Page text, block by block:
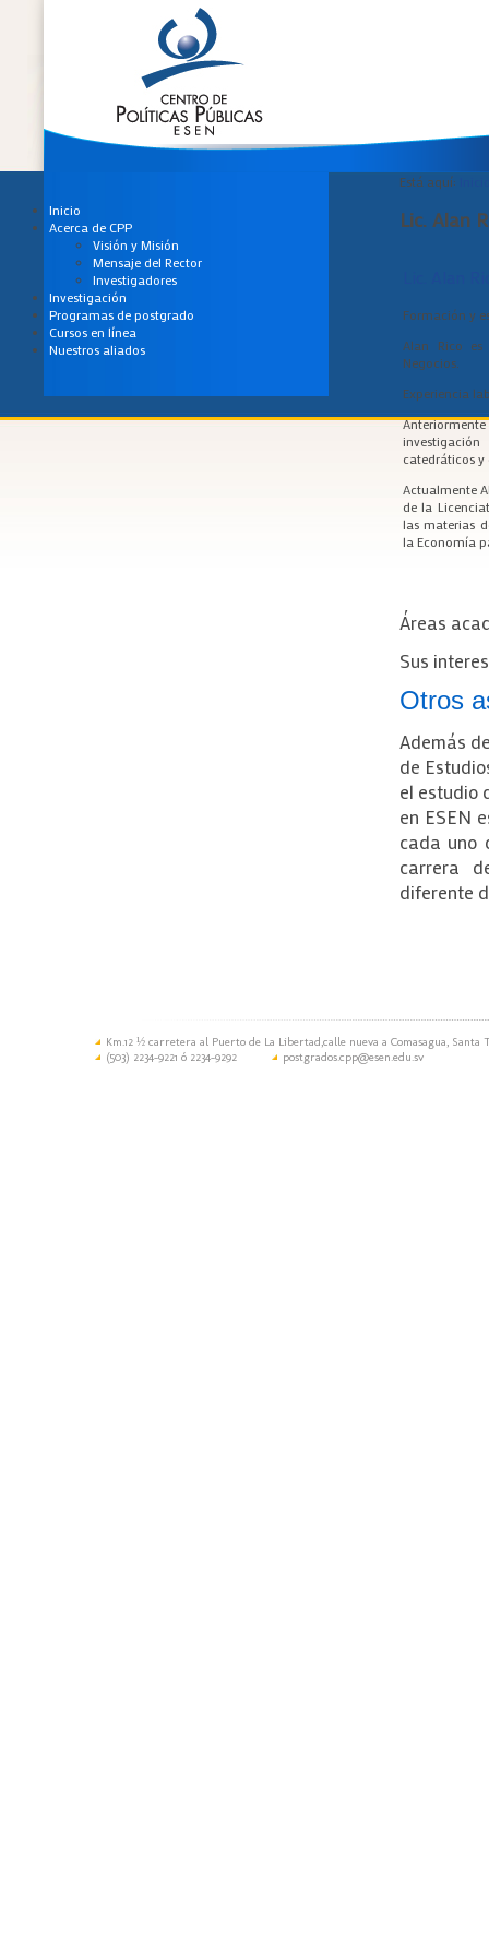
Inicio
Acerca de CPP
Visión y Misión
Mensaje del Rector
Investigadores
Investigación
Programas de postgrado
Cursos en línea
Nuestros aliados
Está aquí:
Lic. Alan
Formación y
Alan Rico
Negocios.
Experiencia
catedráticos y
Actualmente
de la
las materias
la Economía
Áreas
Sus
Otros
Además
de
el estudio
en ESEN
cada uno
carrera
diferente
Km.12 ½ carretera al Puerto de La Libertad,calle nueva a Comasagua, Santa
(503) 2234-9221 ó 2234-9292
postgrados.cpp@esen.edu.sv